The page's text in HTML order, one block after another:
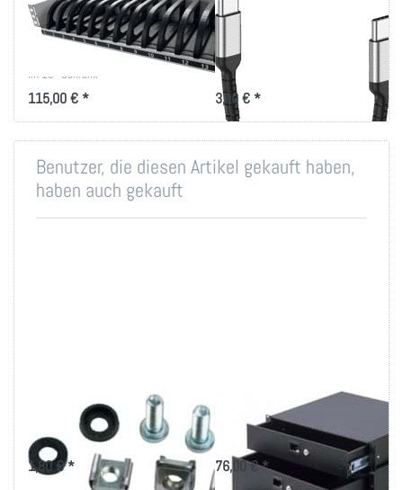
Smartphone/Handy
Ablage 14-fach
Ablagefächer für 14 Smartphones
im 19"-Schrank
115,00 € *
USB-C Ladekabel
USB Typ-C auf USB-C-Stecker,
0,2m Kabel
3,90 € *
Benutzer, die diesen Artikel gekauft haben,
haben auch gekauft
Montageset M6 für
19 Zoll-Technik
1,80 € *
19 Zoll Schublade 1
bis 4HE, schwarz
76,00 € *